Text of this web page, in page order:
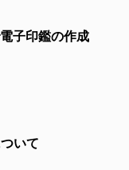
子印鑑の作成
いて